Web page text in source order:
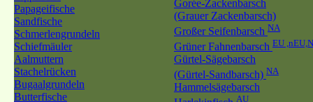
Papageifische
Sandfische
Schmerlengrundeln
Schiefmäuler
Aalmuttern
Stachelrücken
Bugaalgrundeln
Butterfische
Gorée-Zackenbarsch
(Grauer Zackenbarsch)
Großer Seifenbarsch NA
Grüner Fahnenbarsch EU
Gürtel-Sägebarsch
(Gürtel-Sandbarsch) NA
Hammelsägebarsch
AU